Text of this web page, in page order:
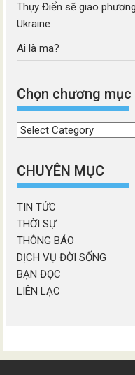
Thụy Điển sẽ giao
Ukraine
Ai là ma?
Chọn chương mục
Chọn
mục
CHUYÊN MỤC
TIN TỨC
THỜI SỰ
THÔNG BÁO
DỊCH VỤ ĐỜI SỐNG
BẠN ĐỌC
LIÊN LẠC